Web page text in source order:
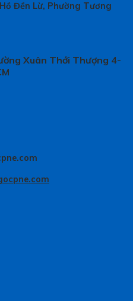
Đền Lừ, Phường Tương
Xuân Thới Thượng 4-